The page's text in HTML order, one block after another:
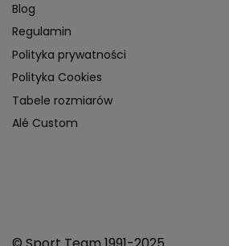
Blog
Regulamin
Polityka prywatności
Polityka Cookies
Tabele rozmiarów
Alé Custom